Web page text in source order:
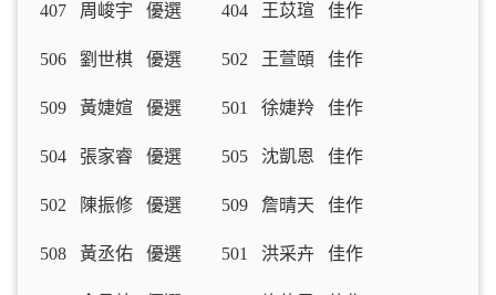
407 周峻宇 優選 404 王苡瑄 佳作
506 劉世棋 優選 502 王萱頤 佳作
509 黃婕媗 優選 501 徐婕羚 佳作
504 張家睿 優選 505 沈凱恩 佳作
502 陳振修 優選 509 詹晴天 佳作
508 黃丞佑 優選 501 洪采卉 佳作